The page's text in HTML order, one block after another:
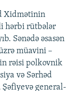
Xidmətinin
hərbi rütbələr
Sənədə əsasən
müavini –
rəisi polkovnik
və Sərhəd
general-